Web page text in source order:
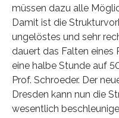
müssen dazu alle
Damit ist die
ungelöstes und sehr
dauert das Falten eines
eine halbe Stunde auf
Prof. Schroeder. Der
Dresden kann nun die
wesentlich